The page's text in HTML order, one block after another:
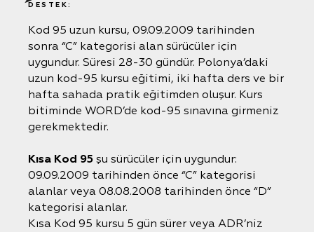
DESTEK:
Kod 95 uzun kursu, 09.09.2009 tarihinden
sonra “C” kategorisi alan sürücüler için
uygundur. Süresi 28-30 gündür. Polonya’daki
uzun kod-95 kursu eğitimi, iki hafta ders ve bir
hafta sahada pratik eğitimden oluşur. Kurs
bitiminde WORD’de kod-95 sınavına girmeniz
gerekmektedir.
Kısa Kod 95 şu sürücüler için uygundur:
09.09.2009 tarihinden önce “C” kategorisi
alanlar veya 08.08.2008 tarihinden önce “D”
kategorisi alanlar.
Kısa Kod 95 kursu 5 gün sürer veya ADR’niz